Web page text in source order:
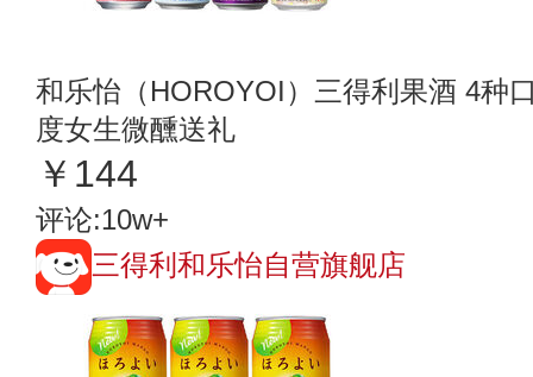
和乐怡（HOROYOI）三得利果酒 4种
度女生微醺送礼
￥144
评论:10w+
三得利和乐怡自营旗舰店